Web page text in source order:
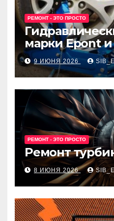
РЕМОНТ - ЭТО ПРОСТО
марки Epont
9 ИЮНЯ 2026
РЕМОНТ - ЭТО ПРОСТО
Ремонт
8 ИЮНЯ 2026